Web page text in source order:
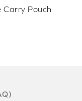
Carry Pouch